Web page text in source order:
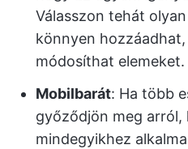
Válasszon tehát
könnyen
módosíthat elemeket.
Mobilbarát: Ha több
győződjön meg arról,
mindegyikhez